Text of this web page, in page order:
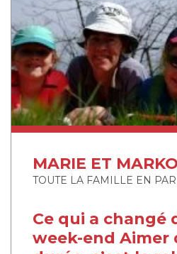
MARIE ET MARKO
TOUTE LA FAMILLE EN
Ce qui a changé
week-end Aimer